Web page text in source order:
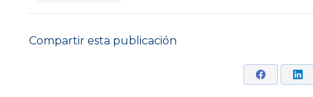
Compartir esta publicación